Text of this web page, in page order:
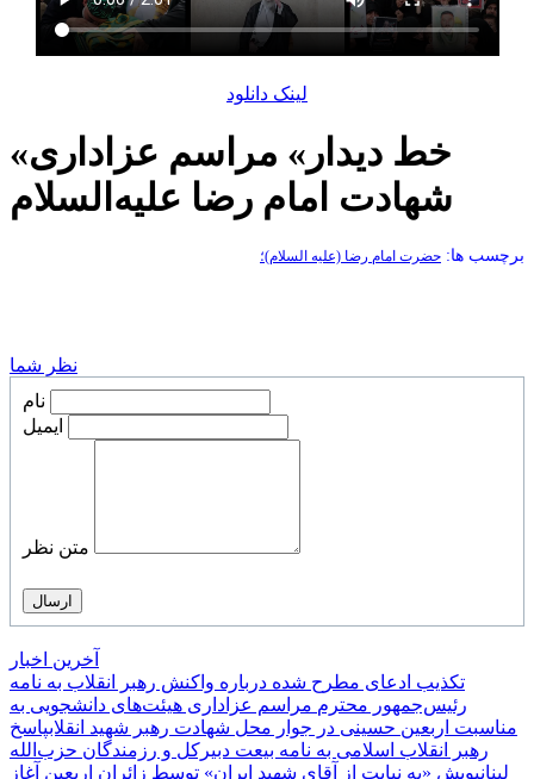
لینک دانلود
«خط دیدار» مراسم عزاداری
شهادت امام رضا علیه‌السلام
برچسب ها: حضرت امام رضا (علیه السلام)؛
نظر شما
نام
ایمیل
متن نظر
آخرین اخبار
تکذیب ادعای مطرح شده درباره واکنش رهبر انقلاب به نامه
رئیس‌جمهور محترم مراسم عزاداری هیئت‌های دانشجویی به
مناسبت اربعین حسینی در جوار محل شهادت رهبر شهید انقلابپاسخ
رهبر انقلاب اسلامی به نامه بیعت دبیرکل و رزمندگان حزب‌الله
لبنانپویش «به نیابت از آقای شهید ایران» توسط زائران اربعین آغاز